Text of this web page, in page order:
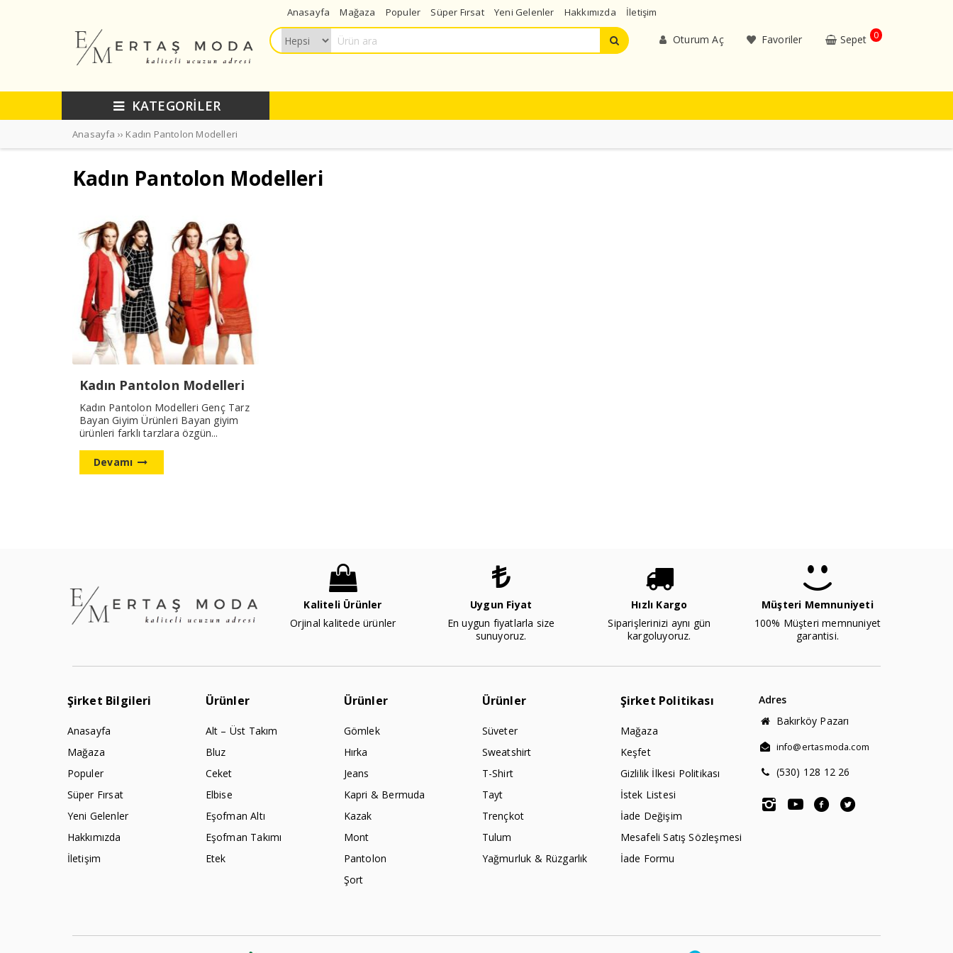
Anasayfa Mağaza Populer Süper Fırsat Yeni Gelenler Hakkımızda İletişim
Oturum Aç Favoriler Sepet 0
KATEGORİLER
Anasayfa ›› Kadın Pantolon Modelleri
Kadın Pantolon Modelleri
Kadın Pantolon Modelleri
Kadın Pantolon Modelleri Genç Tarz
Bayan Giyim Ürünleri Bayan giyim
ürünleri farklı tarzlara özgün...
Devamı
Kaliteli Ürünler
Orjinal kalitede ürünler
Uygun Fiyat
En uygun fiyatlarla size
sunuyoruz.
Hızlı Kargo
Siparişlerinizi aynı gün
kargoluyoruz.
Müşteri Memnuniyeti
100% Müşteri memnuniyet
garantisi.
Şirket Bilgileri
Anasayfa
Mağaza
Populer
Süper Fırsat
Yeni Gelenler
Hakkımızda
İletişim
Ürünler
Alt – Üst Takım
Bluz
Ceket
Elbise
Eşofman Altı
Eşofman Takımı
Etek
Ürünler
Gömlek
Hırka
Jeans
Kapri & Bermuda
Kazak
Mont
Pantolon
Şort
Ürünler
Süveter
Sweatshirt
T-Shirt
Tayt
Trençkot
Tulum
Yağmurluk & Rüzgarlık
Şirket Politikası
Mağaza
Keşfet
Gizlilik İlkesi Politikası
İstek Listesi
İade Değişim
Mesafeli Satış Sözleşmesi
İade Formu
Adres
Bakırköy Pazarı
info@ertasmoda.com
(530) 128 12 26